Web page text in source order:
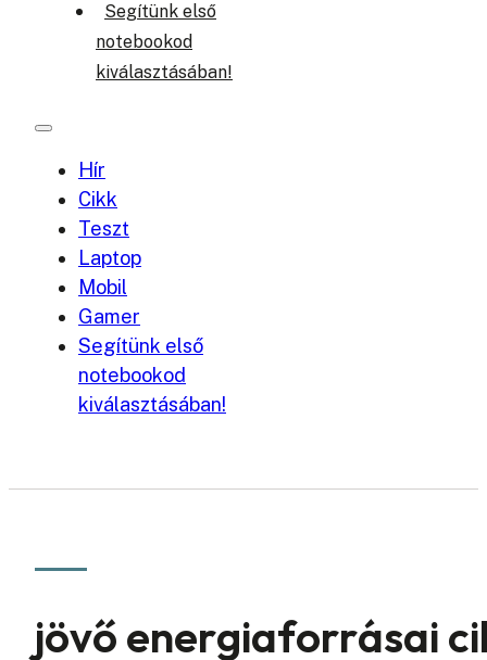
Segítünk első
notebookod
kiválasztásában!
Hír
Cikk
Teszt
Laptop
Mobil
Gamer
Segítünk első
notebookod
kiválasztásában!
jövő energiaforrásai